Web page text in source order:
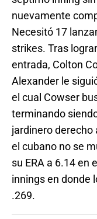
nuevamente
Necesitó 17
strikes. Tras
entrada, Colton
Alexander le
el cual Cowser
terminando
jardinero derecho
el cubano no se
su ERA a 6.14 en
innings en donde
.269.